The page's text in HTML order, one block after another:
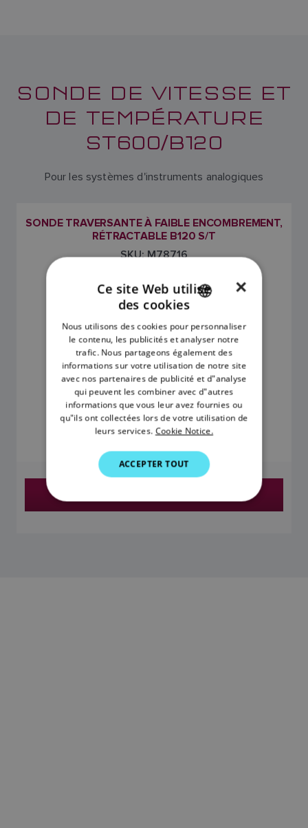
SONDE DE VITESSE ET
DE TEMPÉRATURE
ST600/B120
Pour les systèmes d'instruments analogiques
SONDE TRAVERSANTE À FAIBLE ENCOMBREMENT,
RÉTRACTABLE B120 S/T
SKU: M78716
354,00 €
FRENCH
DANISH
ITALIAN
SWEDISH
GERMAN
DUTCH
SPANISH
×
Ce site Web utilise
des cookies
Nous utilisons des cookies pour personnaliser
le contenu, les publicités et analyser notre
trafic. Nous partageons également des
informations sur votre utilisation de notre site
avec nos partenaires de publicité et d"analyse
qui peuvent les combiner avec d"autres
informations que vous leur avez fournies ou
qu"ils ont collectées lors de votre utilisation de
leurs services. Cookie Notice.
ACCEPTER TOUT